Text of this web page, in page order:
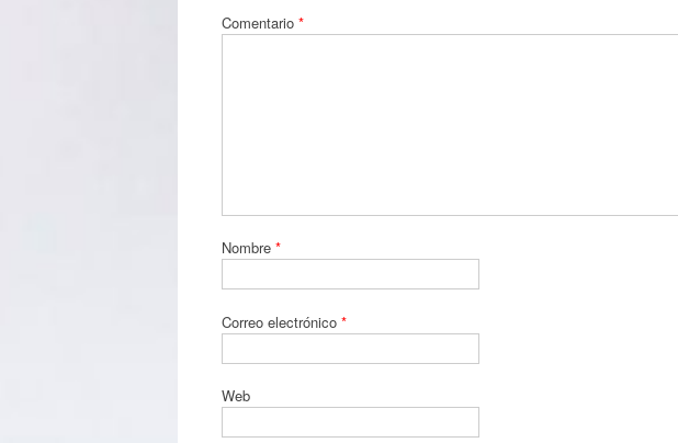
Comentario *
Nombre *
Correo electrónico *
Web